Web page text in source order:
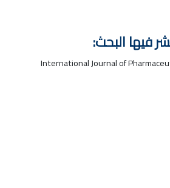
فيها البحث:
International Journal of